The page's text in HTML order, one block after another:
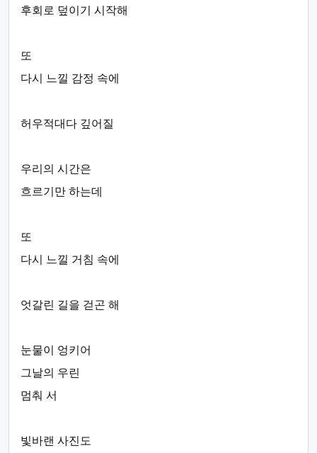
후회로 덮이기 시작해
또
다시 느낄 감정 속에
허우적대다 깊어질
우리의 시간은
흐르기만 하는데
또
다시 느낄 거침 속에
엇갈린 길을 걷곤 해
눈물이 엉키어
그날의 우린
멈춰 서
빛바랜 사진도